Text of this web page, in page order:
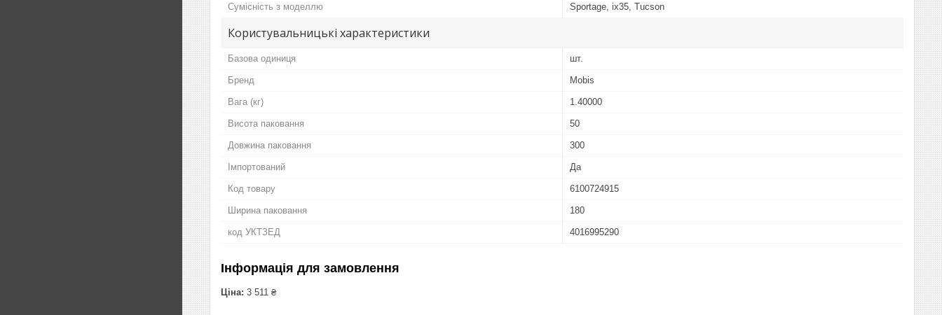
Сумісність з моделлю Sportage, ix35, Tucson
Користувальницькі характеристики
Базова одиниця шт.
Бренд Mobis
Вага (кг) 1.40000
Висота паковання 50
Довжина паковання 300
Імпортований Да
Код товару 6100724915
Ширина паковання 180
код УКТЗЕД 4016995290
Інформація для замовлення
Ціна: 3 511 ₴